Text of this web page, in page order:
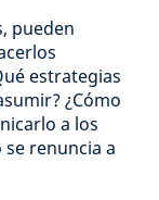
pueden
estrategias
¿Cómo
a los
se renuncia a